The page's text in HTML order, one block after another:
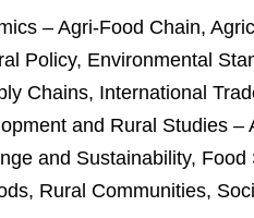
– Agri-Food Chain,
Policy, Environmental
Chains, International
and Rural Studies –
and Sustainability, Food
Rural Communities,